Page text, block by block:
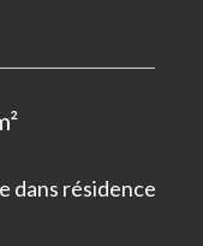
dans résidence